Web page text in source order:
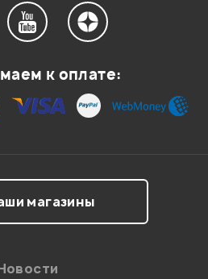
к оплате:
магазины